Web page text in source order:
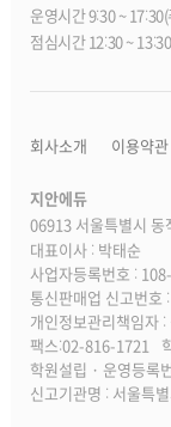
운영시간 9:30 ~
점심시간 12:30 ~ 13:30
회사소개 이용약관
지안에듀
06913 서울특별시
대표이사 : 박태순
사업자등록번호 :
통신판매업 신고번
개인정보관리책임자 :
팩스:02-816-1721
학원설립 · 운영등록
신고기관명 : 서울특